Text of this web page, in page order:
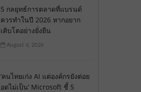
5 กลยุทธ์การตลาดที่แบรนด์
ควรทำในปี 2026 หากอยาก
เติบโตอย่างยั่งยืน
August 6, 2026
‘คนไทยเก่ง AI แต่องค์กรยังต่อย
อดไม่เป็น’ Microsoft ชี้ 5